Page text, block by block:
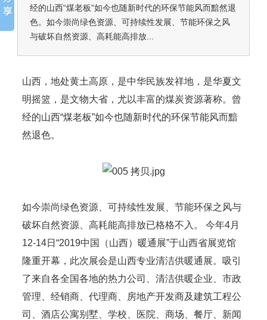
经的山西“煤老板”如今也随新时代的环保节能风而黯然退
色。如今崇尚绿色资源、可持续性发展、节能环保之风
与破坏自然资源、高耗能高排放...
山西，地处黄土高原，是中华民族发祥地，是华夏文
明摇篮，是文物大省，尤以丰富的煤炭资源著称。曾
经的山西“煤老板”如今也随新时代的环保节能风而黯
然退色。
如今崇尚绿色资源、可持续性发展、节能环保之风与
破坏自然资源、高耗能高排放已格格不入。 今年4月
12-14日“2019中国（山西）暖通展”于山西省展览馆
隆重开幕，此次展会是山西专业清洁供暖通展。吸引
了来自各全国各地的热力公司、清洁供暖企业、市政
管理、经销商、代理商、房地产开发商及建筑工程公
司、酒店公寓别墅、学校、医院、商场、餐厅、新闻